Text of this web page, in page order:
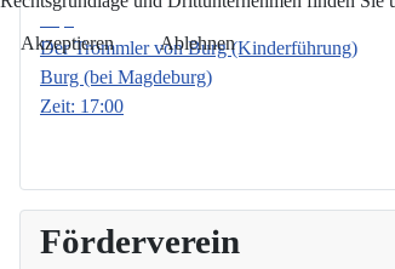
Der Trommler von Burg (Kinderführung)
Burg (bei Magdeburg)
Zeit: 17:00
Förderverein
Akzeptieren Ablehnen